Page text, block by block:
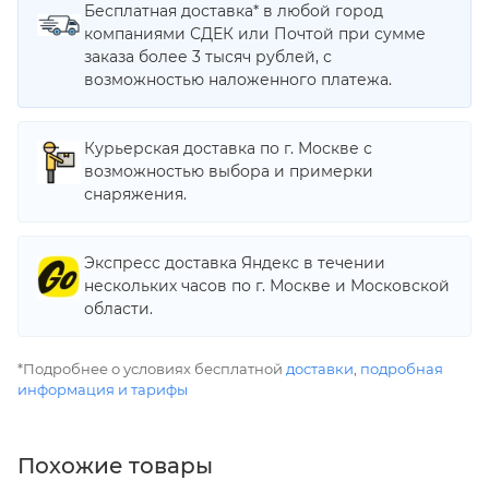
Бесплатная доставка* в любой город
компаниями СДЕК или Почтой при сумме
заказа более 3 тысяч рублей, с
возможностью наложенного платежа.
Курьерская доставка по г. Москве с
возможностью выбора и примерки
снаряжения.
Экспресс доставка Яндекс в течении
нескольких часов по г. Москве и Московской
области.
*Подробнее о условиях бесплатной доставки подробная
информация и тарифы
Похожие товары